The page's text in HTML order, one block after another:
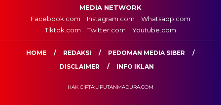
MEDIA NETWORK
Facebook.com
Instagram.com
Whatsapp.com
Tiktok.com
Twitter.com Youtube.com
HOME REDAKSI
PEDOMAN MEDIA SIBER
DISCLAIMER
INFO IKLAN
HAK CIPTA:LIPUTANMADURA.COM